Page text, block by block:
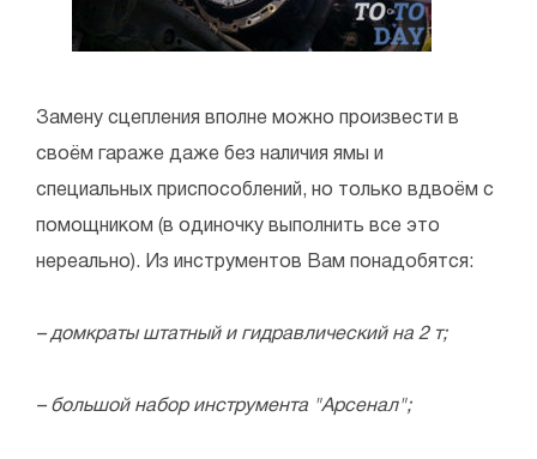
Замену сцепления вполне можно произвести в
своём гараже даже без наличия ямы и
специальных приспособлений, но только вдвоём с
помощником (в одиночку выполнить все это
нереально). Из инструментов Вам понадобятся:
– домкраты штатный и гидравлический на 2 т;
– большой набор инструмента "Арсенал";